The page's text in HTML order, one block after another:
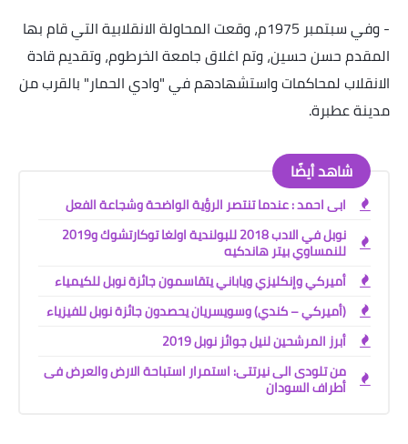
-
وفي سبتمبر 1975م، وقعت المحاولة الانقلابية التي قام بها
المقدم حسن حسين، وتم اغلاق جامعة الخرطوم، وتقديم قادة
الانقلاب لمحاكمات واستشهادهم في "وادي الحمار" بالقرب من
مدينة عطبرة.
شاهد أيضًا
ابى احمد : عندما تنتصر الرؤية الواضحة وشجاعة الفعل
نوبل في الادب 2018 للبولندية اولغا توكارتشوك و2019
للنمساوي بيتر هاندكيه
أميركي وإنكليزي وياباني يتقاسمون جائزة نوبل للكيمياء
(أميركي – كندي) وسويسريان يحصدون جائزة نوبل للفيزياء
أبرز المرشحين لنيل جوائز نوبل 2019
من تلودى الى نيرتتى: استمرار استباحة الارض والعرض فى
أطراف السودان